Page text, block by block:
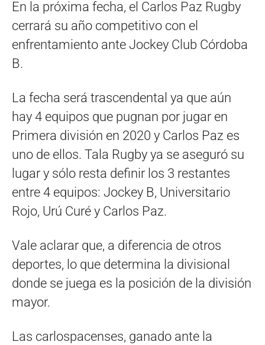
En la próxima fecha, el Carlos Paz Rugby
cerrará su año competitivo con el
enfrentamiento ante Jockey Club Córdoba
B.
La fecha será trascendental ya que aún
hay 4 equipos que pugnan por jugar en
Primera división en 2020 y Carlos Paz es
uno de ellos. Tala Rugby ya se aseguró su
lugar y sólo resta definir los 3 restantes
entre 4 equipos: Jockey B, Universitario
Rojo, Urú Curé y Carlos Paz.
Vale aclarar que, a diferencia de otros
deportes, lo que determina la divisional
donde se juega es la posición de la división
mayor.
Las carlospacenses, ganado ante la